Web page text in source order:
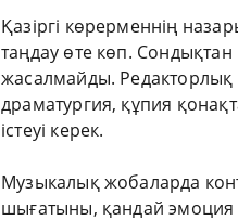
Қазіргі көрерменнің
таңдау өте көп.
жасалмайды.
драматургия, құпия
істеуі керек.
Музыкалық жобаларда
шығатыны, қандай эмоция